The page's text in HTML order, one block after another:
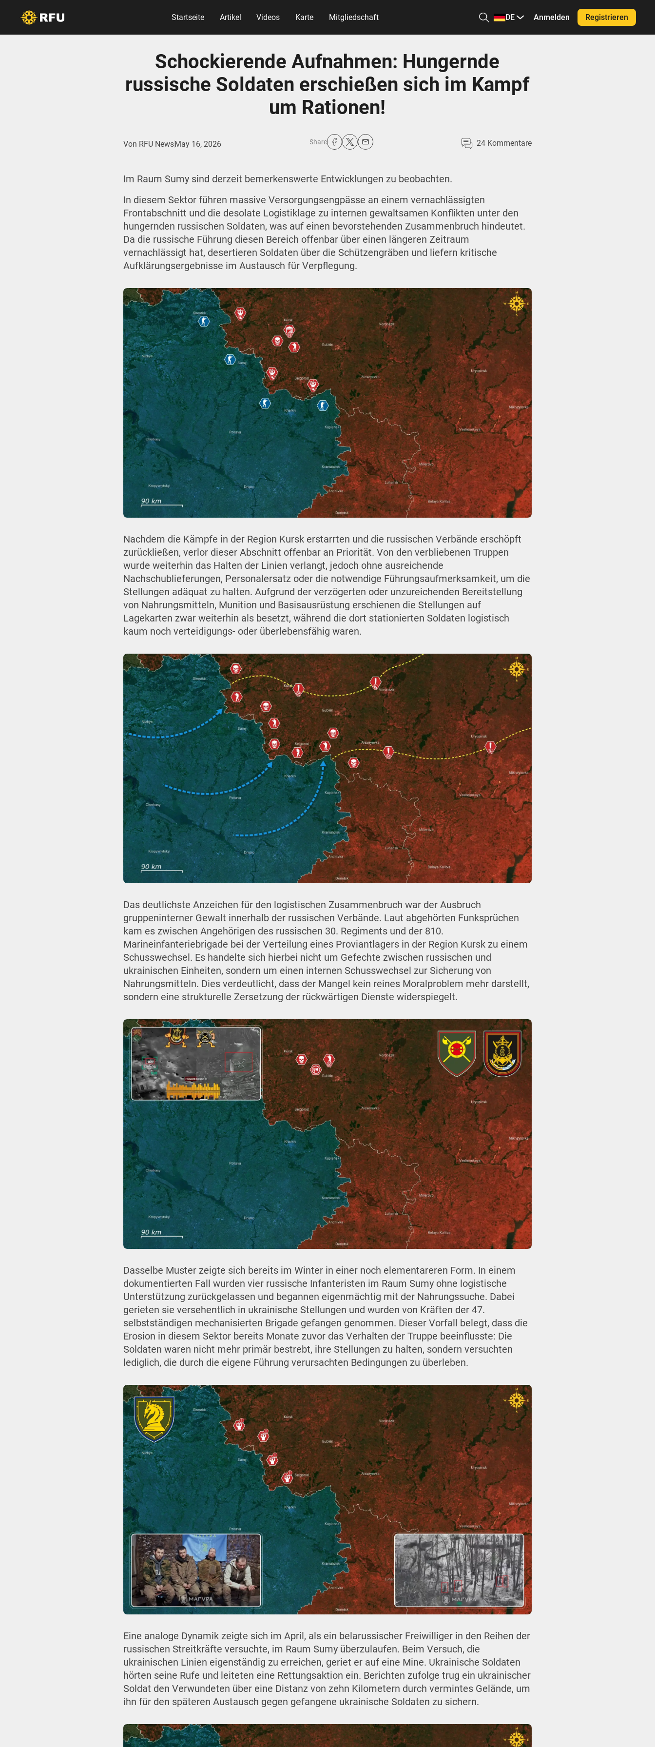
Startseite Artikel Videos Karte Mitgliedschaft DE Anmelden Registrieren
Schockierende Aufnahmen: Hungernde
russische Soldaten erschießen sich im Kampf
um Rationen!
Von RFU NewsMay 16, 2026 Share 24Kommentare
Im Raum Sumy sind derzeit bemerkenswerte Entwicklungen zu beobachten.
In diesem Sektor führen massive Versorgungsengpässe an einem vernachlässigten
Frontabschnitt und die desolate Logistiklage zu internen gewaltsamen Konflikten unter den
hungernden russischen Soldaten, was auf einen bevorstehenden Zusammenbruch hindeutet.
Da die russische Führung diesen Bereich offenbar über einen längeren Zeitraum
vernachlässigt hat, desertieren Soldaten über die Schützengräben und liefern kritische
Aufklärungsergebnisse im Austausch für Verpflegung.
Nachdem die Kämpfe in der Region Kursk erstarrten und die russischen Verbände erschöpft
zurückließen, verlor dieser Abschnitt offenbar an Priorität. Von den verbliebenen Truppen
wurde weiterhin das Halten der Linien verlangt, jedoch ohne ausreichende
Nachschublieferungen, Personalersatz oder die notwendige Führungsaufmerksamkeit, um die
Stellungen adäquat zu halten. Aufgrund der verzögerten oder unzureichenden Bereitstellung
von Nahrungsmitteln, Munition und Basisausrüstung erschienen die Stellungen auf
Lagekarten zwar weiterhin als besetzt, während die dort stationierten Soldaten logistisch
kaum noch verteidigungs- oder überlebensfähig waren.
Das deutlichste Anzeichen für den logistischen Zusammenbruch war der Ausbruch
gruppeninterner Gewalt innerhalb der russischen Verbände. Laut abgehörten Funksprüchen
kam es zwischen Angehörigen des russischen 30. Regiments und der 810.
Marineinfanteriebrigade bei der Verteilung eines Proviantlagers in der Region Kursk zu einem
Schusswechsel. Es handelte sich hierbei nicht um Gefechte zwischen russischen und
ukrainischen Einheiten, sondern um einen internen Schusswechsel zur Sicherung von
Nahrungsmitteln. Dies verdeutlicht, dass der Mangel kein reines Moralproblem mehr darstellt,
sondern eine strukturelle Zersetzung der rückwärtigen Dienste widerspiegelt.
Dasselbe Muster zeigte sich bereits im Winter in einer noch elementareren Form. In einem
dokumentierten Fall wurden vier russische Infanteristen im Raum Sumy ohne logistische
Unterstützung zurückgelassen und begannen eigenmächtig mit der Nahrungssuche. Dabei
gerieten sie versehentlich in ukrainische Stellungen und wurden von Kräften der 47.
selbstständigen mechanisierten Brigade gefangen genommen. Dieser Vorfall belegt, dass die
Erosion in diesem Sektor bereits Monate zuvor das Verhalten der Truppe beeinflusste: Die
Soldaten waren nicht mehr primär bestrebt, ihre Stellungen zu halten, sondern versuchten
lediglich, die durch die eigene Führung verursachten Bedingungen zu überleben.
Eine analoge Dynamik zeigte sich im April, als ein belarussischer Freiwilliger in den Reihen der
russischen Streitkräfte versuchte, im Raum Sumy überzulaufen. Beim Versuch, die
ukrainischen Linien eigenständig zu erreichen, geriet er auf eine Mine. Ukrainische Soldaten
hörten seine Rufe und leiteten eine Rettungsaktion ein. Berichten zufolge trug ein ukrainischer
Soldat den Verwundeten über eine Distanz von zehn Kilometern durch vermintes Gelände, um
ihn für den späteren Austausch gegen gefangene ukrainische Soldaten zu sichern.